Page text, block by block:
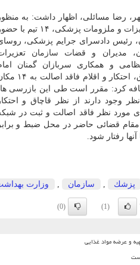
رضا مسائلی، اظهار داشت: به منظور
مبارزه با قاچاق و احتكار تجهیزات و ملزومات پزشكی، ۱۴ تیم با حضور
رئیس دادسرای جرایم پزشكی،
مدیران و قضات سازمان
و همكاری سربازان گمنان
زمان(عج)، برای كشف قاچاق، احتكار و اقلام فاقد
كرد: مقرر است طی این بازرسی
وجود دارند از نظر قاچاق و احتكار
مورد نظر فاقد اصالت و ثبت در
مقام قضائی حاضر در محل ضبط و برابر
رفتار شود.
پزشك , سازمان , وزارت
(1)
(0)
و عرضه مواد غذایی